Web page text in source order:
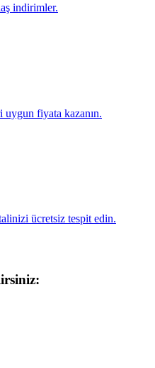
indirimler.
uygun fiyata kazanın.
ücretsiz tespit edin.